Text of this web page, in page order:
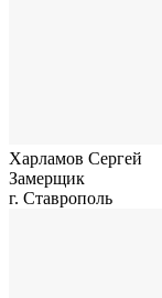
Харламов Сергей
Замерщик
г. Ставрополь